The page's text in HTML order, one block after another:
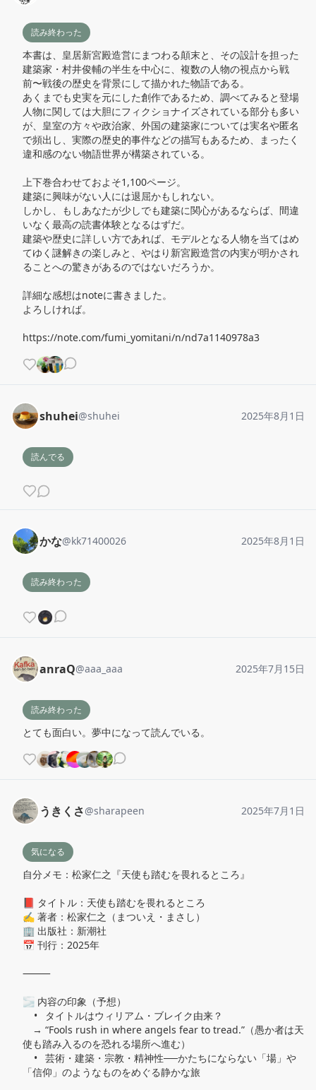
読み終わった
本書は、皇居新宮殿造営にまつわる顛末と、その設計を担った
建築家・村井俊輔の半生を中心に、複数の人物の視点から戦
前〜戦後の歴史を背景にして描かれた物語である。
あくまでも史実を元にした創作であるため、調べてみると登場
人物に関しては大胆にフィクショナイズされている部分も多い
が、皇室の方々や政治家、外国の建築家については実名や匿名
で頻出し、実際の歴史的事件などの描写もあるため、まったく
違和感のない物語世界が構築されている。
上下巻合わせておよそ1,100ページ。
建築に興味がない人には退屈かもしれない。
しかし、もしあなたが少しでも建築に関心があるならば、間違
いなく最高の読書体験となるはずだ。
建築や歴史に詳しい方であれば、モデルとなる人物を当てはめ
てゆく謎解きの楽しみと、やはり新宮殿造営の内実が明かされ
ることへの驚きがあるのではないだろうか。
詳細な感想はnoteに書きました。
よろしければ。
https://note.com/fumi_yomitani/n/nd7a1140978a3
shuhei@shuhei 2025年8月1日
読んでる
かな@kk71400026 2025年8月1日
読み終わった
anraQ@aaa_aaa 2025年7月15日
読み終わった
とても面白い。夢中になって読んでいる。
うきくさ@sharapeen 2025年7月1日
気になる
自分メモ：松家仁之『天使も踏むを畏れるところ』
📕 タイトル：天使も踏むを畏れるところ
✍️ 著者：松家仁之（まついえ・まさし）
🏢 出版社：新潮社
📅 刊行：2025年
⸻
🌫️ 内容の印象（予想）
→ “Fools rush in where angels fear to tread.”（愚か者は天
使も踏み入るのを恐れる場所へ進む）
「信仰」のようなものをめぐる静かな旅